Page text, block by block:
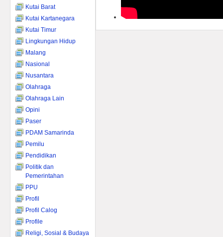
Kutai Barat
Kutai Kartanegara
Kutai Timur
Lingkungan Hidup
Malang
Nasional
Nusantara
Olahraga
Olahraga Lain
Opini
Paser
PDAM Samarinda
Pemilu
Pendidikan
Politik dan
Pemerintahan
PPU
Profil
Profil Calog
Profile
Religi, Sosial & Budaya